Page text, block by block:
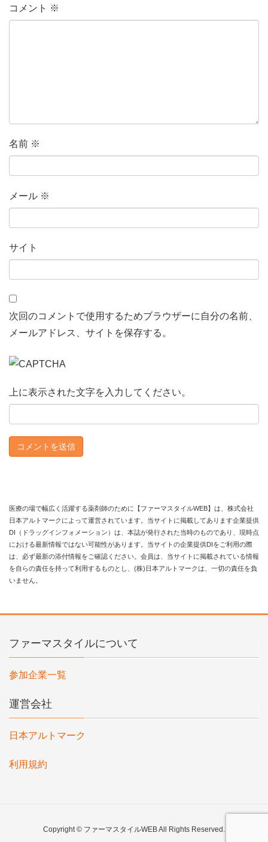
コメント ※
名前 ※
メール ※
サイト
次回のコメントで使用するためブラウザーに自分の名前、
メールアドレス、サイトを保存する。
上に表示された文字を入力してください。
医療の場で幅広く活躍する薬剤師のために【ファーマスタイルWEB】は、株式会社
日本アルトマークによって運営されています。当サイトに掲載してあります企業提供
DI（ドラッグインフォメーション）は、本誌が発行された当時のものであり、現時点
における最新情報ではない可能性があります。当サイトの企業提供DIをご利用の際
は、必ず最新の添付情報をご確認ください。会員は、当サイトに掲載されている情報
を自らの責任を持って利用するものとし、(株)日本アルトマークは、一切の責任を負
いません。
ファーマスタイルについて
参加企業一覧
運営会社
日本アルトマーク
利用規約
Copyright © ファーマスタイルWEB All Rights Reserved.